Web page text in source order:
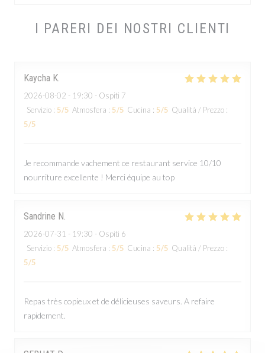
I PARERI DEI NOSTRI CLIENTI
Kaycha K
2026-08-02 - 19:30 - Ospiti 7
Servizio : 5/5 Atmosfera : 5/5 Cucina : 5/5 Qualità / Prezzo :
5/5
Je recommande vachement ce restaurant service 10/10
nourriture excellente ! Merci équipe au top
Sandrine N
2026-07-31 - 19:30 - Ospiti 6
Servizio : 5/5 Atmosfera : 5/5 Cucina : 5/5 Qualità / Prezzo :
5/5
Repas très copieux et de délicieuses saveurs. A refaire
rapidement.